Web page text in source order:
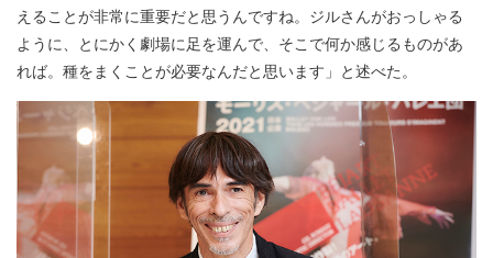
えることが非常に重要だと思うんですね。ジルさんがおっしゃる
ように、とにかく劇場に足を運んで、そこで何か感じるものがあ
れば。種をまくことが必要なんだと思います」と述べた。